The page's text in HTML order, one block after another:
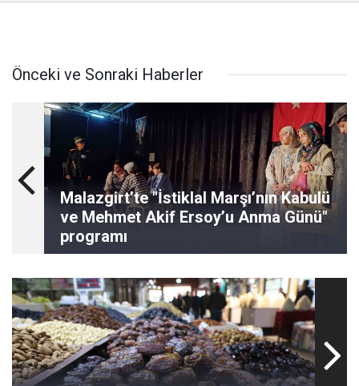
Önceki ve Sonraki Haberler
Malazgirt’te "İstiklal Marşı’nın Kabulü
ve Mehmet Akif Ersoy’u Anma Günü"
programı